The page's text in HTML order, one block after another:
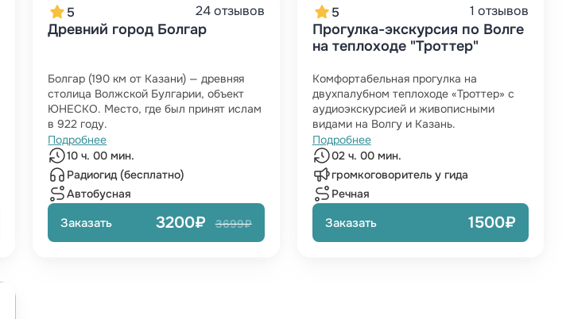
5 24 отзывов
Древний город Болгар
Болгар (190 км от Казани) — древняя
столица Волжской Булгарии, объект
ЮНЕСКО. Место, где был принят ислам
в 922 году.
Подробнее
10 ч. 00 мин.
Радиогид (бесплатно)
Автобусная
Заказать 3200₽ 3699₽
5 1 отзывов
Прогулка-экскурсия по Волге
на теплоходе "Троттер"
Комфортабельная прогулка на
двухпалубном теплоходе «Троттер» с
аудиоэкскурсией и живописными
видами на Волгу и Казань.
Подробнее
02 ч. 00 мин.
громкоговоритель у гида
Речная
Заказать 1500₽